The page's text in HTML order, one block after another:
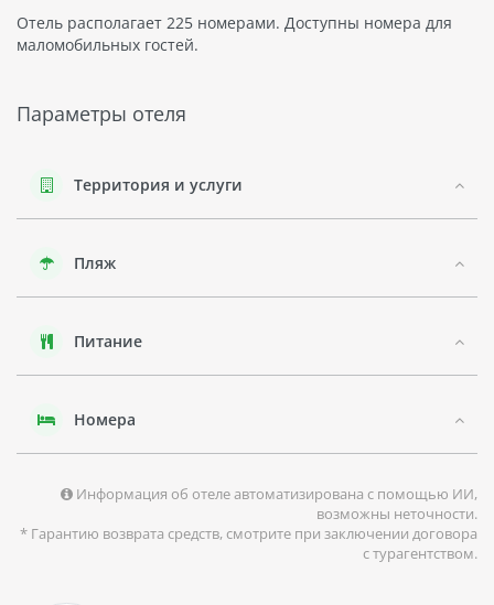
Отель располагает 225 номерами. Доступны номера для
маломобильных гостей.
Параметры отеля
Территория и услуги
Пляж
Питание
Номера
Информация об отеле автоматизирована с помощью ИИ,
возможны неточности.
* Гарантию возврата средств, смотрите при заключении договора
с турагентством.